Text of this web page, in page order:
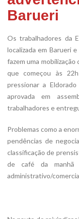
Barueri
Os trabalhadores da
localizada em Barueri
fazem uma
que começou às
pressionar a
aprovada em
trabalhadores e
Problemas como a
pendências de
classificação de
de café da manhã
administrativo/